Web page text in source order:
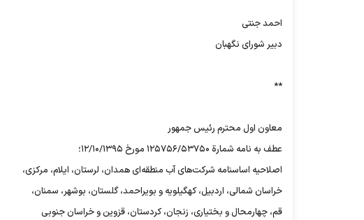
احمد جنتی
دبیر شورای نگهبان
**
معاون اول محترم رئیس جمهور
عطف به نامه‌ شمارة ۱۲۵۷۵۶/۵۳۷۵۰ مورخ ۱۲/۱۰/۱۳۹۵؛
اصلاحیه اساسنامه شرکت‌های آب منطقه‌ای همدان،‌ لرستان، ایلام، مرکزی،
خراسان شمالی، اردبیل، کهگیلویه و بویراحمد، گلستان، بوشهر، سمنان،
قم، چهارمحال و بختیاری، زنجان، کردستان، قزوین و خراسان جنوبی